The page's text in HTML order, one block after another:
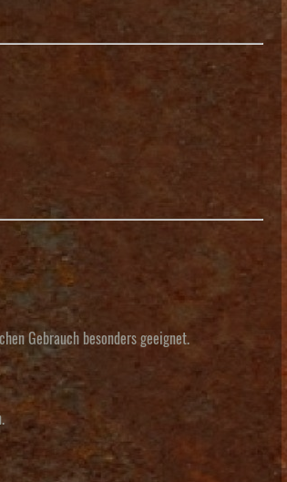
Gebrauch besonders geeignet.